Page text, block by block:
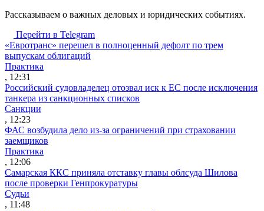
Рассказываем о важных деловых и юридических событиях.
Перейти в Telegram
«Евротранс» перешел в полноценный дефолт по трем
выпускам облигаций
Практика
, 12:31
Российский судовладелец отозвал иск к ЕС после исключения
танкера из санкционных списков
Санкции
, 12:23
ФАС возбудила дело из-за ограничений при страховании
заемщиков
Практика
, 12:06
Самарская ККС приняла отставку главы облсуда Шилова
после проверки Генпрокуратуры
Судьи
, 11:48